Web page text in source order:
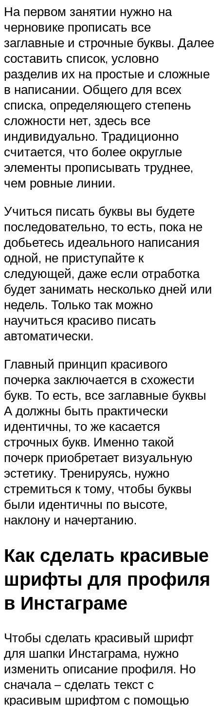
На первом занятии нужно на
черновике прописать все
заглавные и строчные буквы. Далее
составить список, условно
разделив их на простые и сложные
в написании. Общего для всех
списка, определяющего степень
сложности нет, здесь все
индивидуально. Традиционно
считается, что более округлые
элементы прописывать труднее,
чем ровные линии.
Учиться писать буквы вы будете
последовательно, то есть, пока не
добьетесь идеального написания
одной, не приступайте к
следующей, даже если отработка
будет занимать несколько дней или
недель. Только так можно
научиться красиво писать
автоматически.
Главный принцип красивого
почерка заключается в схожести
букв. То есть, все заглавные буквы
А должны быть практически
идентичны, то же касается
строчных букв. Именно такой
почерк приобретает визуальную
эстетику. Тренируясь, нужно
стремиться к тому, чтобы буквы
были идентичны по высоте,
наклону и начертанию.
Как сделать красивые
шрифты для профиля
в Инстаграме
Чтобы сделать красивый шрифт
для шапки Инстаграма, нужно
изменить описание профиля. Но
сначала – сделать текст с
красивым шрифтом с помощью